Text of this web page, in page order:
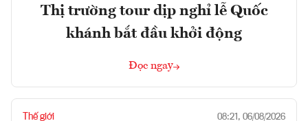
Thị trường tour dịp nghỉ lễ Quốc
khánh bắt đầu khởi động
Đọc ngay
Thế giới 08:21, 06/08/2026